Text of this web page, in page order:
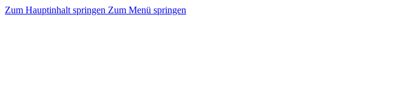
Zum Hauptinhalt springen Zum Menü springen